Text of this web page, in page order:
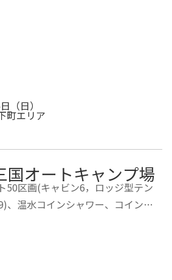
（日）
町エリア
国オートキャンプ場
50区画(キャビン6，ロッジ型テン
、温水コインシャワー、コインラ